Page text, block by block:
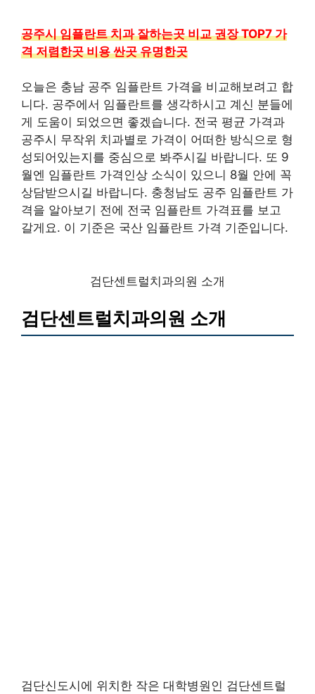
공주시 임플란트 치과 잘하는곳 비교 권장 TOP7 가
격 저렴한곳 비용 싼곳 유명한곳
오늘은 충남 공주 임플란트 가격을 비교해보려고 합
니다. 공주에서 임플란트를 생각하시고 계신 분들에
게 도움이 되었으면 좋겠습니다. 전국 평균 가격과
공주시 무작위 치과별로 가격이 어떠한 방식으로 형
성되어있는지를 중심으로 봐주시길 바랍니다. 또 9
월엔 임플란트 가격인상 소식이 있으니 8월 안에 꼭
상담받으시길 바랍니다. 충청남도 공주 임플란트 가
격을 알아보기 전에 전국 임플란트 가격표를 보고
갈게요. 이 기준은 국산 임플란트 가격 기준입니다.
검단센트럴치과의원 소개
검단센트럴치과의원 소개
검단신도시에 위치한 작은 대학병원인 검단센트럴